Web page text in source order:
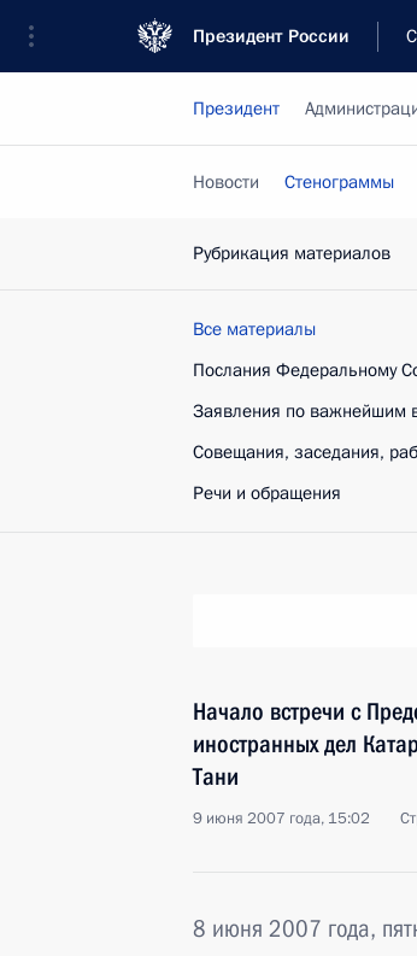
Президент России
Президент
Новости Стенограммы
Рубрикация материалов
Все материалы
Послания Федеральному
Заявления по важнейшим
Совещания, заседания,
Речи и обращения
Начало встречи с
иностранных дел
Тани
9 июня 2007 года, 15:02
8 июня 2007 года,